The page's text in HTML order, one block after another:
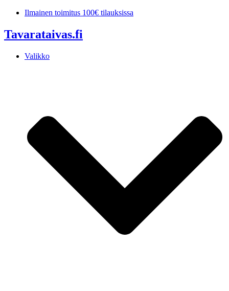
Mene
Ilmainen toimitus 100€ tilauksissa
Tavarataivas.fi
Valikko